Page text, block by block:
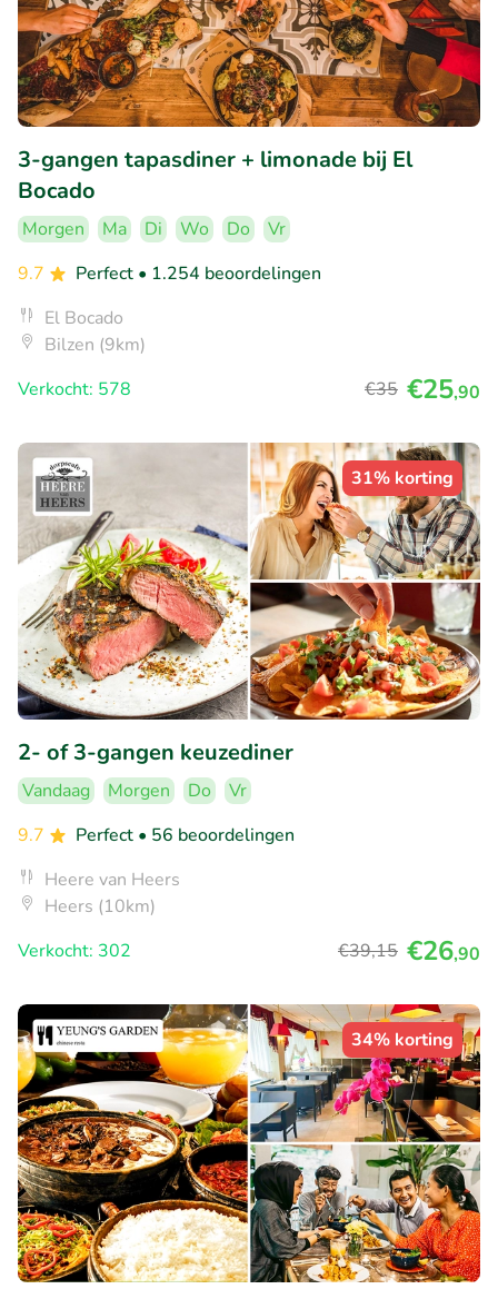
3-gangen tapasdiner + limonade bij El
Bocado
Morgen Ma Di Wo Do
Vr
9.7
Perfect • 1.254 beoordelingen
El Bocado
Bilzen (9km)
Verkocht: 578
€35 €25,90
31% korting
2- of 3-gangen keuzediner
Vandaag Morgen Do
Vr
9.7
Perfect • 56 beoordelingen
Heere van Heers
Heers (10km)
Verkocht: 302
€39,15 €26,90
34% korting